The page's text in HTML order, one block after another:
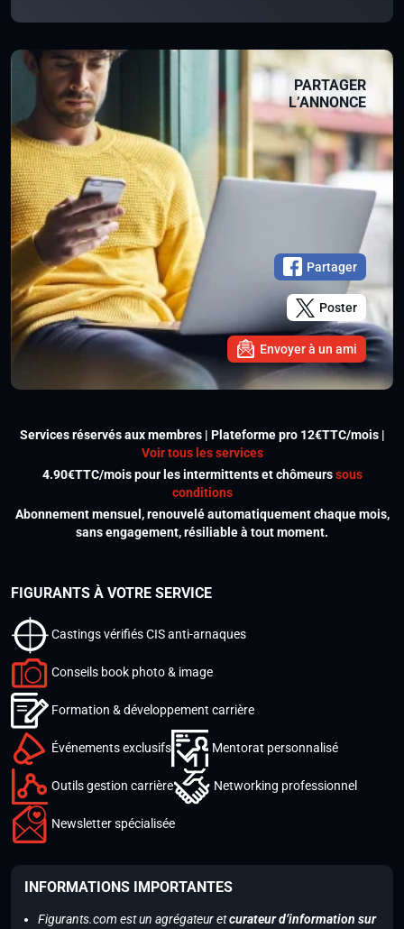
PARTAGER
L’ANNONCE
Partager
Poster
Envoyer à un ami
Services réservés aux membres | Plateforme pro 12€TTC/mois |
Voir tous les services
4.90€TTC/mois pour les intermittents et chômeurssous
conditions
Abonnement mensuel, renouvelé automatiquement chaque mois,
sans engagement, résiliable à tout moment.
FIGURANTS À VOTRE SERVICE
Castings vérifiés CIS anti-arnaques
Conseils book photo & image
Formation & développement carrière
Événements exclusifs Mentorat personnalisé
Outils gestion carrière Networking professionnel
Newsletter spécialisée
INFORMATIONS IMPORTANTES
Figurants.com est un agrégateur etcurateur d’information sur